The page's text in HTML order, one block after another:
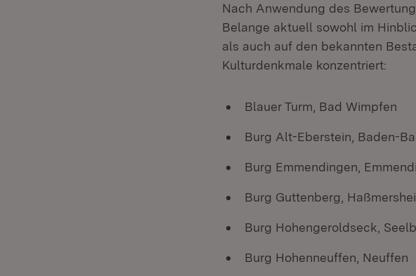
Nach Anwendung des
Belange aktuell sowohl im
als auch auf den bekannten
Kulturdenkmale konzentriert:
Blauer Turm, Bad Wimpfen
Burg Alt-Eberstein, Baden-
Burg Emmendingen,
Burg Guttenberg,
Burg Hohengeroldseck,
Burg Hohenneuffen, Neuffen